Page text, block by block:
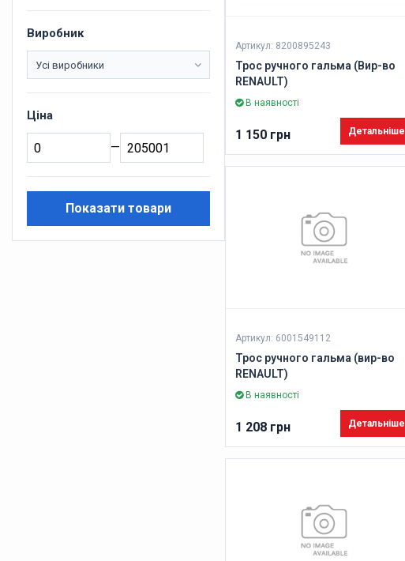
Виробник
Ціна
—
Показати товари
Артикул: 8200895243
Трос ручного гальма (Вир-во
RENAULT)
В наявності
1 150 грн Детальніше
Артикул: 6001549112
Трос ручного гальма (вир-во
RENAULT)
В наявності
1 208 грн Детальніше